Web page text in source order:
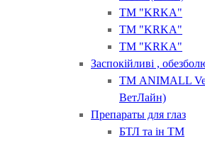
ТМ "KRKA"
ТМ "KRKA"
ТМ "KRKA"
Заспокійливі ,
ТМ ANIMALL
ВетЛайн)
Препараты для глаз
БТЛ та ін ТМ